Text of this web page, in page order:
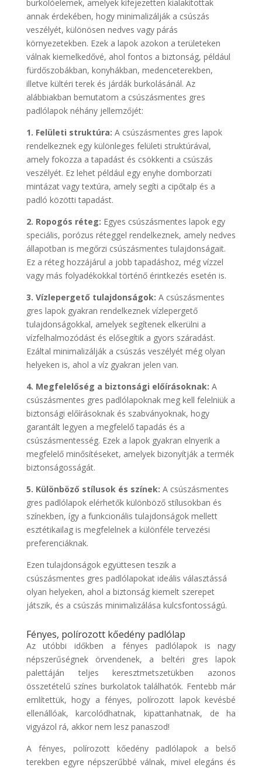
burkolóelemek, amelyek kifejezetten kialakítottak
annak érdekében, hogy minimalizálják a csúszás
veszélyét, különösen nedves vagy párás
környezetekben. Ezek a lapok azokon a területeken
válnak kiemelkedővé, ahol fontos a biztonság, például
fürdőszobákban, konyhákban, medenceterekben,
illetve kültéri terek és járdák burkolásánál. Az
alábbiakban bemutatom a csúszásmentes gres
padlólapok néhány jellemzőjét:
1. Felületi struktúra: A csúszásmentes gres lapok
rendelkeznek egy különleges felületi struktúrával,
amely fokozza a tapadást és csökkenti a csúszás
veszélyét. Ez lehet például egy enyhe domborzati
mintázat vagy textúra, amely segíti a cipőtalp és a
padló közötti tapadást.
2. Ropogós réteg: Egyes csúszásmentes lapok egy
speciális, porózus réteggel rendelkeznek, amely nedves
állapotban is megőrzi csúszásmentes tulajdonságait.
Ez a réteg hozzájárul a jobb tapadáshoz, még vízzel
vagy más folyadékokkal történő érintkezés esetén is.
3. Vízlepergető tulajdonságok: A csúszásmentes
gres lapok gyakran rendelkeznek vízlepergető
tulajdonságokkal, amelyek segítenek elkerülni a
vízfelhalmozódást és elősegítik a gyors száradást.
Ezáltal minimalizálják a csúszás veszélyét még olyan
helyeken is, ahol a víz gyakran jelen van.
4. Megfelelőség a biztonsági előírásoknak: A
csúszásmentes gres padlólapoknak meg kell felelniük a
biztonsági előírásoknak és szabványoknak, hogy
garantált legyen a megfelelő tapadás és a
csúszásmentesség. Ezek a lapok gyakran elnyerik a
megfelelő minősítéseket, amelyek bizonyítják a termék
biztonságosságát.
5. Különböző stílusok és színek: A csúszásmentes
gres padlólapok elérhetők különböző stílusokban és
színekben, így a funkcionális tulajdonságok mellett
esztétikailag is megfelelnek a különféle tervezési
preferenciáknak.
Ezen tulajdonságok együttesen teszik a
csúszásmentes gres padlólapokat ideális választássá
olyan helyeken, ahol a biztonság kiemelt szerepet
játszik, és a csúszás minimalizálása kulcsfontosságú.
Fényes, polírozott kőedény padlólap
Az utóbbi időkben a fényes padlólapok is nagy
népszerűségnek örvendenek, a beltéri gres lapok
palettáján teljes keresztmetszetükben azonos
összetételű színes burkolatok találhatók. Fentebb már
említettük, hogy a fényes, polírozott lapok kevésbé
ellenállóak, karcolódhatnak, kipattanhatnak, de ha
vigyázol rá, akkor nem lesz panaszod!
A fényes, polírozott kőedény padlólapok a belső
terekben egyre népszerűbbé válnak, mivel elegáns és